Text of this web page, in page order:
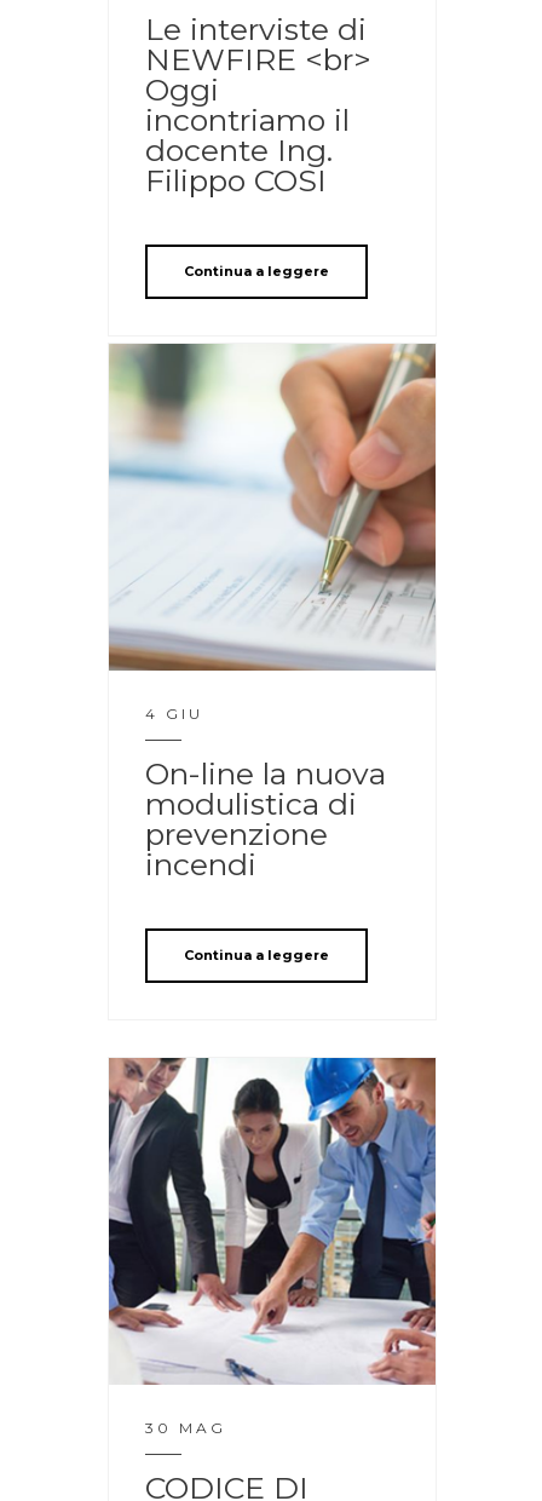
Le interviste di
NEWFIRE <br>
Oggi
incontriamo il
docente Ing.
Filippo COSI
Continua a leggere
4 GIU
On-line la nuova
modulistica di
prevenzione
incendi
Continua a leggere
30 MAG
CODICE DI